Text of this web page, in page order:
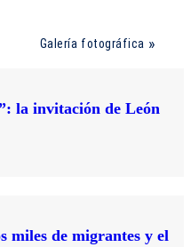
Galería fotográfica
la invitación de León
miles de migrantes y el